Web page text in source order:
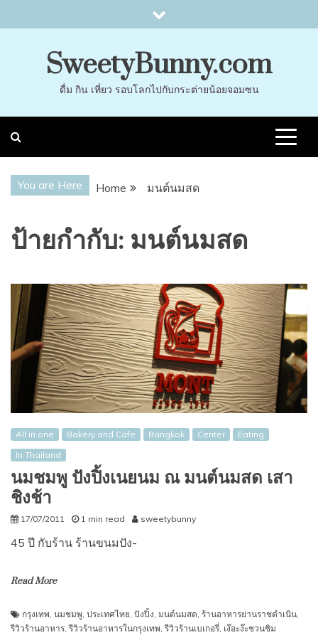
to
SweetyBunny.com
ดื่ม กิน เที่ยว รอบโลกไปกับกระต่ายน้อยจอมซน
You are Here Home มนต์นมสด
ป้ายกำกับ: มนต์นมสด
All in one Bakery and Cafe Bangkok Center
Eating
In Thailand
นมชมพู ปังปิ้งเนยนม ณ มนต์นมสด เสา
ชิงช้า
17/07/2011 1 min read sweetybunny
45 ปี กับร้าน ร้านขนมปัง-
Read More
กรุงเทพ, นมชมพู, ประเทศไทย, ปังปิ้ง, มนต์นมสด, ร้านอาหารย่านราชดำเนิน,
รีวิวร้านอาหาร,รีวิวร้านอาหารในกรุงเทพ,รีวิวร้านเบเกอรี่, เง๊อะง๊ะชวนชิม